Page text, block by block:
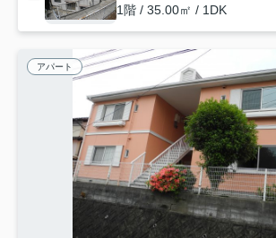
1階 / 35.00㎡ / 1DK
アパート